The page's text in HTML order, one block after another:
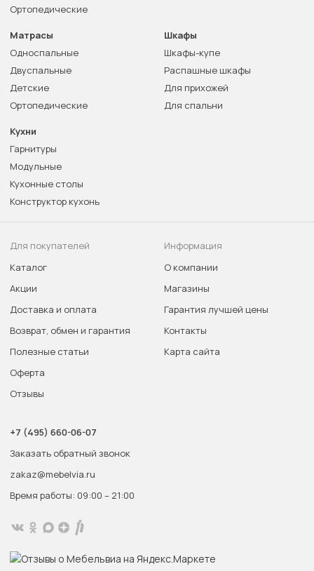
Ортопедические
Матрасы
Односпальные
Двуспальные
Детские
Ортопедические
Шкафы
Шкафы-купе
Распашные шкафы
Для прихожей
Для спальни
Кухни
Гарнитуры
Модульные
Кухонные столы
Конструктор кухонь
Для покупателей
Каталог
Акции
Доставка и оплата
Возврат, обмен и гарантия
Полезные статьи
Оферта
Отзывы
Информация
О компании
Магазины
Гарантия лучшей цены
Контакты
Карта сайта
+7 (495) 660-06-07
Заказать обратный звонок
zakaz@mebelvia.ru
Время работы: 09:00 – 21:00